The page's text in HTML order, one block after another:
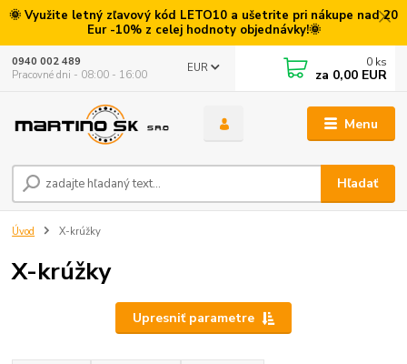
🌞 Využite letný zľavový kód LETO10 a ušetrite pri nákupe nad 20
Eur -10% z celej hodnoty objednávky!🌞
Menu
EUR
Hľadať
0940 002 489
Pracovné dni - 08:00 - 16:00
0 ks
za 0,00 EUR
Úvod X-krúžky
X-krúžky
Upresniť parametre